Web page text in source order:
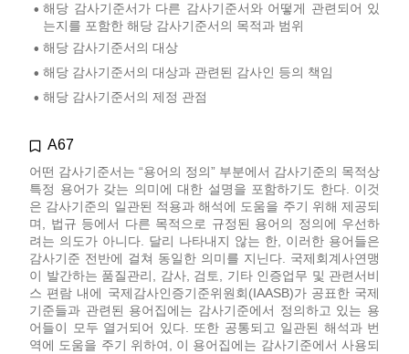
• 해당 감사기준서가 다른 감사기준서와 어떻게 관련되어 있
는지를 포함한 해당 감사기준서의 목적과 범위
• 해당 감사기준서의 대상
• 해당 감사기준서의 대상과 관련된 감사인 등의 책임
• 해당 감사기준서의 제정 관점
A67
어떤 감사기준서는 “용어의 정의” 부분에서 감사기준의 목적상
특정 용어가 갖는 의미에 대한 설명을 포함하기도 한다. 이것
은 감사기준의 일관된 적용과 해석에 도움을 주기 위해 제공되
며, 법규 등에서 다른 목적으로 규정된 용어의 정의에 우선하
려는 의도가 아니다. 달리 나타내지 않는 한, 이러한 용어들은
감사기준 전반에 걸쳐 동일한 의미를 지닌다. 국제회계사연맹
이 발간하는 품질관리, 감사, 검토, 기타 인증업무 및 관련서비
스 편람 내에 국제감사인증기준위원회(IAASB)가 공표한 국제
기준들과 관련된 용어집에는 감사기준에서 정의하고 있는 용
어들이 모두 열거되어 있다. 또한 공통되고 일관된 해석과 번
역에 도움을 주기 위하여, 이 용어집에는 감사기준에서 사용되